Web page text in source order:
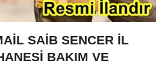
SAİB SENCER İL
BAKIM VE